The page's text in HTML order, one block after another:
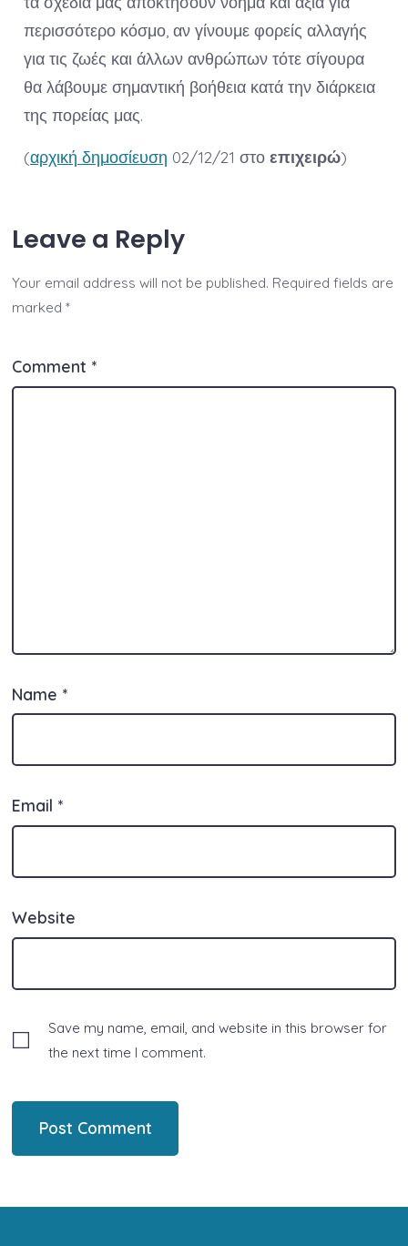
περισσότερο κόσμο, αν γίνουμε φορείς αλλαγής
για τις ζωές και άλλων ανθρώπων τότε σίγουρα
θα λάβουμε σημαντική βοήθεια κατά την διάρκεια
της πορείας μας.
(αρχική δημοσίευση 02/12/21 στο επιχειρώ)
Leave a Reply
Your email address will not be published. Required fields are
marked *
Comment *
Name *
Email *
Website
Save my name, email, and website in this browser for
the next time I comment.